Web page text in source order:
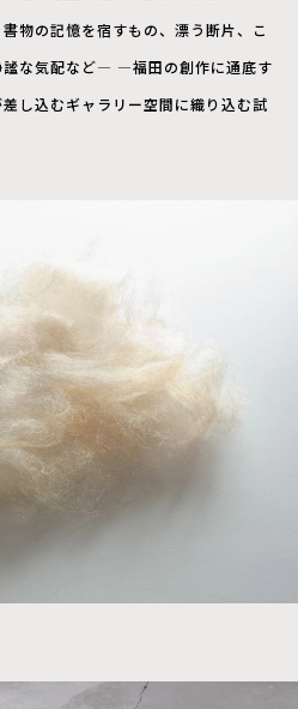
物の記憶を宿すもの、漂う断片、こ
謐な気配など— —福田の創作に通底す
し込むギャラリー空間に織り込む試